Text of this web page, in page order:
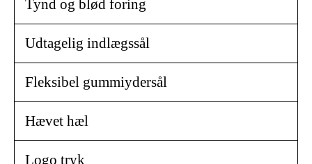
Tynd og blød foring
Udtagelig indlægssål
Fleksibel gummiydersål
Hævet hæl
Logo tryk